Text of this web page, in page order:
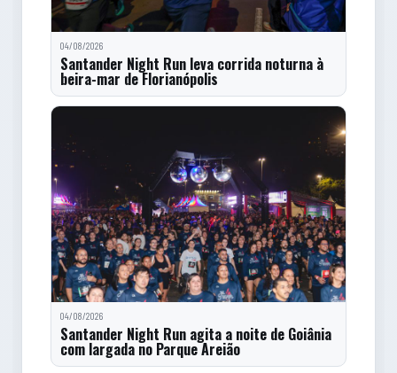
04/08/2026
Santander Night Run leva corrida noturna à
beira-mar de Florianópolis
04/08/2026
Santander Night Run agita a noite de Goiânia
com largada no Parque Areião